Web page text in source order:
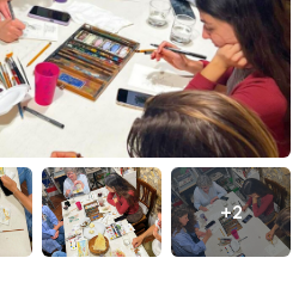
+2